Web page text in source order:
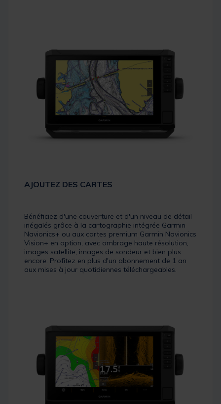
AJOUTEZ DES CARTES
Bénéficiez d'une couverture et d'un niveau de détail
inégalés grâce à la cartographie intégrée Garmin
Navionics+ ou aux cartes premium Garmin Navionics
Vision+ en option, avec ombrage haute résolution,
images satellite, images de sondeur et bien plus
encore. Profitez en plus d'un abonnement de 1 an
aux mises à jour quotidiennes téléchargeables.